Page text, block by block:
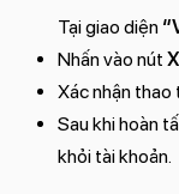
Tại giao diện
Nhấn vào nút
Xác nhận thao
Sau khi hoàn
khỏi tài khoản.